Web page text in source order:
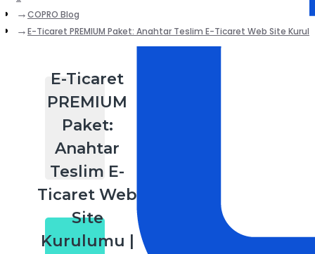
COPRO Blog
E-Ticaret PREMIUM Paket: Anahtar Teslim E-Ticaret Web Site
E-Ticaret
PREMIUM
Paket:
Anahtar
Teslim E-
Ticaret Web
Site
Kurulumu |